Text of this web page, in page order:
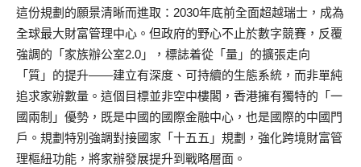
這份規劃的願景清晰而進取：2030年底前全面超越瑞士，成為
全球最大財富管理中心。但政府的野心不止於數字競賽，反覆
強調的「家族辦公室2.0」，標誌着從「量」的擴張走向
「質」的提升——建立有深度、可持續的生態系統，而非單純
追求家辦數量。這個目標並非空中樓閣，香港擁有獨特的「一
國兩制」優勢，既是中國的國際金融中心，也是國際的中國門
戶。規劃特別強調對接國家「十五五」規劃，強化跨境財富管
理樞紐功能，將家辦發展提升到戰略層面。